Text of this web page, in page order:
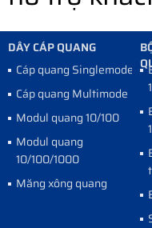
DÂY CÁP QUANG
Cáp quang Singlemode
Cáp quang Multimode
Modul quang 10/100
Modul quang
10/100/1000
Măng xông quang